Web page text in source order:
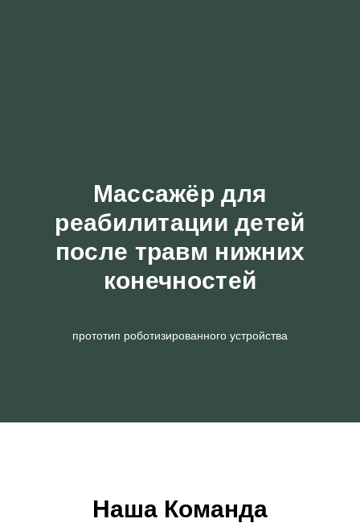
Массажёр для
реабилитации детей
после травм нижних
конечностей
прототип роботизированного устройства
Наша Команда